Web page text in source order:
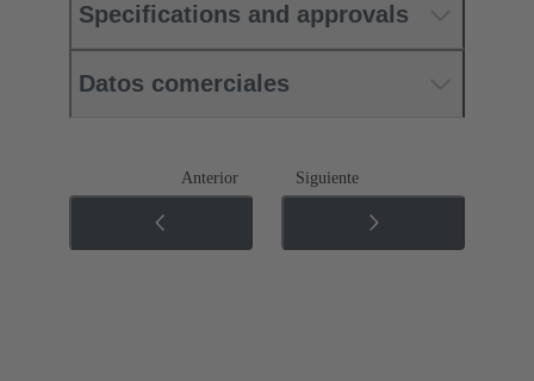
Specifications and approvals
Datos comerciales
Anterior Siguiente